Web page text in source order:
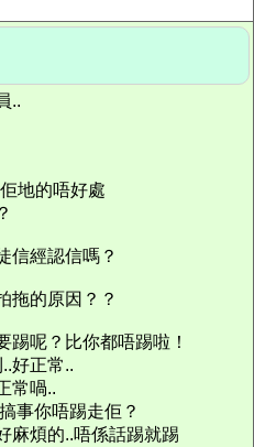
..
地的唔好處
信經認信嗎？
拖的原因？？
踢呢？比你都唔踢啦！
好正常..
常喎..
事你唔踢走佢？
麻煩的..唔係話踢就踢